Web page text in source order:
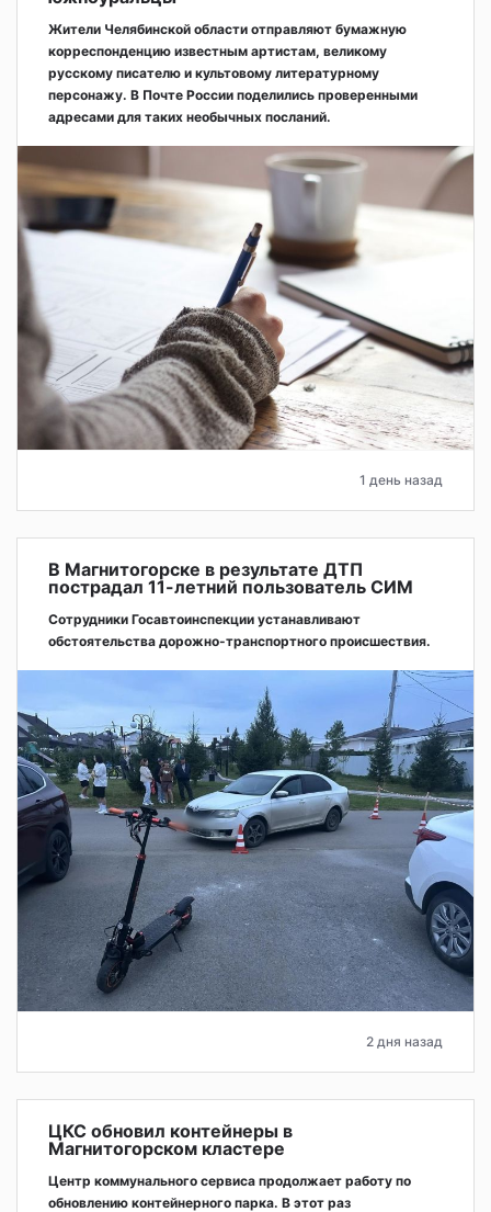
Жители Челябинской области отправляют бумажную
корреспонденцию известным артистам, великому
русскому писателю и культовому литературному
персонажу. В Почте России поделились проверенными
адресами для таких необычных посланий.
1 день назад
В Магнитогорске в результате ДТП
пострадал 11-летний пользователь СИМ
Сотрудники Госавтоинспекции устанавливают
обстоятельства дорожно-транспортного происшествия.
2 дня назад
ЦКС обновил контейнеры в
Магнитогорском кластере
Центр коммунального сервиса продолжает работу по
обновлению контейнерного парка. В этот раз